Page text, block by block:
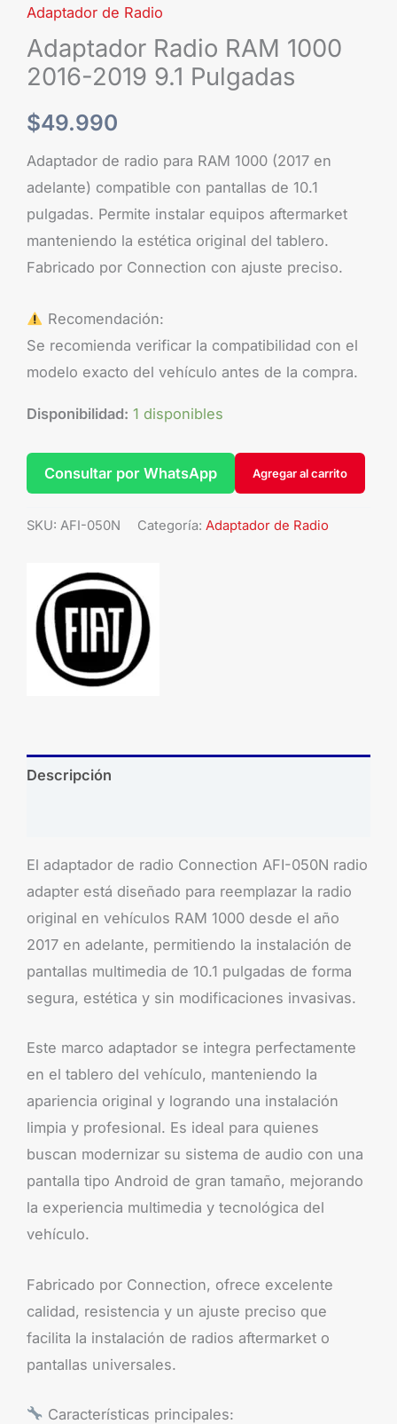
Adaptador de Radio
Adaptador Radio RAM 1000
2016-2019 9.1 Pulgadas
$49.990
Adaptador de radio para RAM 1000 (2017 en
adelante) compatible con pantallas de 10.1
pulgadas. Permite instalar equipos aftermarket
manteniendo la estética original del tablero.
Fabricado por Connection con ajuste preciso.
Recomendación:
Se recomienda verificar la compatibilidad con el
modelo exacto del vehículo antes de la compra.
Disponibilidad: 1 disponibles
Agregar al carrito
Consultar por WhatsApp
SKU: AFI-050N Categoría: Adaptador de Radio
Descripción
El adaptador de radio Connection AFI-050N radio
adapter está diseñado para reemplazar la radio
original en vehículos RAM 1000 desde el año
2017 en adelante, permitiendo la instalación de
pantallas multimedia de 10.1 pulgadas de forma
segura, estética y sin modificaciones invasivas.
Este marco adaptador se integra perfectamente
en el tablero del vehículo, manteniendo la
apariencia original y logrando una instalación
limpia y profesional. Es ideal para quienes
buscan modernizar su sistema de audio con una
pantalla tipo Android de gran tamaño, mejorando
la experiencia multimedia y tecnológica del
vehículo.
Fabricado por Connection, ofrece excelente
calidad, resistencia y un ajuste preciso que
facilita la instalación de radios aftermarket o
pantallas universales.
Características principales: